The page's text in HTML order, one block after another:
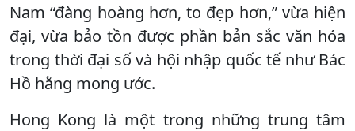
Nam “đàng hoàng hơn, to đẹp hơn,” vừa hiện
đại, vừa bảo tồn được phần bản sắc văn hóa
trong thời đại số và hội nhập quốc tế như Bác
Hồ hằng mong ước.
Hong Kong là một trong những trung tâm